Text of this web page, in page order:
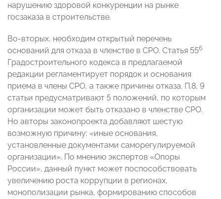
нарушению здоровой конкуренции на рынке
госзаказа в строительстве.
Во-вторых, необходим открытый перечень
оснований для отказа в членстве в СРО. Статья 556
Градостроительного кодекса в предлагаемой
редакции регламентирует порядок и основания
приема в члены СРО, а также причины отказа. П.8, 9
статьи предусматривают 5 положений, по которым
организации может быть отказано в членстве СРО.
Но авторы законопроекта добавляют шестую
возможную причину: «иные основания,
установленные документами саморегулируемой
организации». По мнению экспертов «Опоры
России», данный пункт может поспособствовать
увеличению роста коррупции в регионах,
монополизации рынка, формированию способов